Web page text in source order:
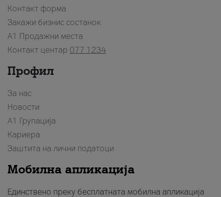
Контакт форма
Закажи бизнис состанок
A1 Продажни места
Контакт центар 077 1234
Профил
За нас
Новости
А1 Групација
Кариера
Заштита на лични податоци
Мобилна апликација
Единствено преку бесплатната мобилна апликација